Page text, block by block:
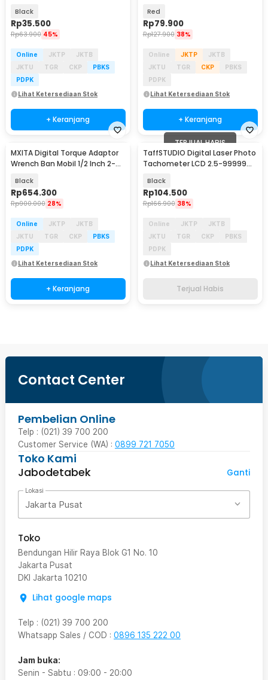
Black
Rp35.500
Rp63.900 45%
Online JKTP
JKTB
JKTU
TGR CKP
PBKS
PDPK
Lihat Ketersediaan Stok
+ Keranjang
MS309
Red
Rp79.900
Rp127.900 38%
Online JKTP
JKTB
JKTU
TGR CKP
PBKS
PDPK
Lihat Ketersediaan Stok
+ Keranjang
MXITA Digital Torque Adaptor
Wrench Ban Mobil 1/2 Inch 2-
Black
Rp654.300
Rp900.000 28%
Online JKTP
JKTB
JKTU
TGR CKP
PBKS
PDPK
Lihat Ketersediaan Stok
+ Keranjang
TERJUAL HABIS
TaffSTUDIO Digital Laser Photo
Tachometer LCD 2.5-99999
Black
Rp104.500
Rp166.900 38%
Online JKTP
JKTB
JKTU
TGR CKP
PBKS
PDPK
Lihat Ketersediaan Stok
Terjual Habis
Contact Center
Pembelian Online
Telp : (021) 39 700 200
Customer Service (WA) : 0899 721 7050
Toko Kami
Jabodetabek
Ganti
Lokasi
Jakarta Pusat
Toko
Bendungan Hilir Raya Blok G1 No. 10
Jakarta Pusat
DKI Jakarta 10210
Lihat google maps
Telp : (021) 39 700 200
Whatsapp Sales / COD : 0896 135 222 00
Jam buka:
Senin - Sabtu : 09:00 - 20:00